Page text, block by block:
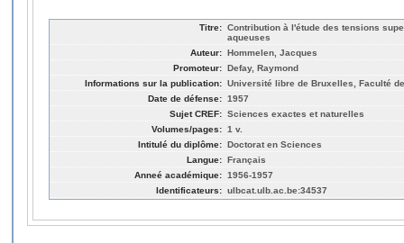
Titre: Contribution à l'étude des tensions
aqueuses
Auteur: Hommelen, Jacques
Promoteur: Defay, Raymond
Informations sur la publication: Université libre de Bruxelles, Faculté
Date de défense: 1957
Sujet CREF: Sciences exactes et naturelles
Volumes/pages: 1 v.
Intitulé du diplôme: Doctorat en Sciences
Langue: Français
Anneé académique: 1956-1957
Identificateurs: ulbcat.ulb.ac.be:34537